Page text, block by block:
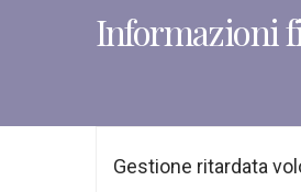
Informazioni
Gestione ritardata